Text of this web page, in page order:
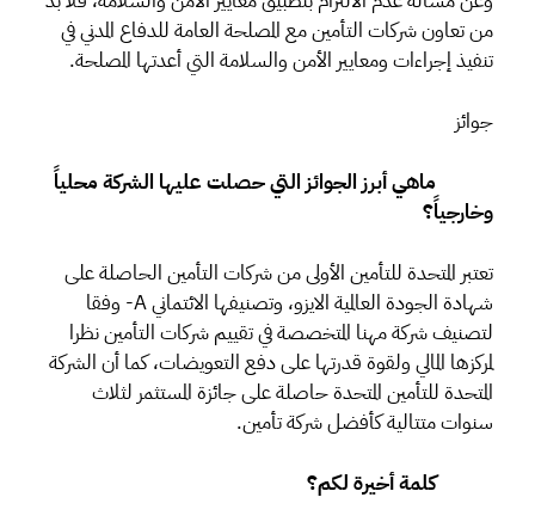
من تعاون شركات التأمين مع المصلحة العامة للدفاع المدني في
تنفيذ إجراءات ومعايير الأمن والسلامة التي أعدتها المصلحة.
جوائز
ماهي أبرز الجوائز التي حصلت عليها الشركة محلياً
وخارجياً؟
تعتبر المتحدة للتأمين الأولى من شركات التأمين الحاصلة على
شهادة الجودة العالمية الايزو، وتصنيفها الائتماني A- وفقا
لتصنيف شركة مهنا المتخصصة في تقييم شركات التأمين نظرا
لمركزها المالي ولقوة قدرتها على دفع التعويضات، كما أن الشركة
المتحدة للتأمين المتحدة حاصلة على جائزة المستثمر لثلاث
سنوات متتالية كأفضل شركة تأمين.
كلمة أخيرة لكم؟